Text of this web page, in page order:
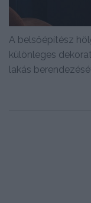
A belsőépítész
különleges
lakás